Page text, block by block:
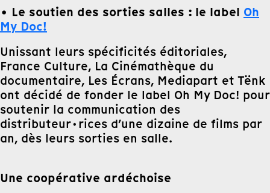
• Le soutien des sorties salles : le label Oh
My Doc!
Unissant leurs spécificités éditoriales,
France Culture, La Cinémathèque du
documentaire, Les Écrans, Mediapart et Tënk
ont décidé de fonder le label Oh My Doc! pour
soutenir la communication des
distributeur·rices d’une dizaine de films par
an, dès leurs sorties en salle.
Une coopérative ardéchoise